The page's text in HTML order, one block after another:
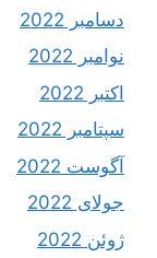
دسامبر 2022
نوامبر 2022
اکتبر 2022
سپتامبر 2022
آگوست 2022
جولای 2022
ژوئن 2022